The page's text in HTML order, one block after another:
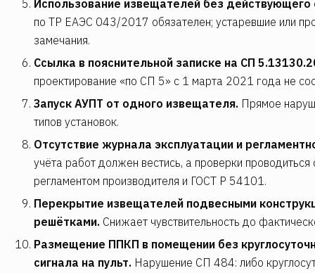
Использование извещателей без действующего
по ТР ЕАЭС 043/2017 обязателен; устаревшие или
замечания.
Ссылка в пояснительной записке на СП
проектирование «по СП 5» с 1 марта 2021 года не
Запуск АУПТ от одного извещателя. Прямое
типов установок.
Отсутствие журнала эксплуатации и
учёта работ должен вестись, а проверки
регламентом производителя и ГОСТ Р 54101.
Перекрытие извещателей подвесными
решётками. Снижает чувствительность до
Размещение ППКП в помещении без
сигнала на пульт. Нарушение СП 484: либо